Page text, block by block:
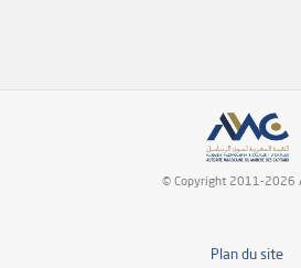
© Copyright 2011-2026
Plan du site